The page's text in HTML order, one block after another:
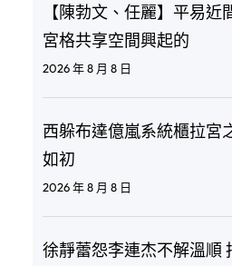
【陳勃文、任麗】平易
宮格共享空間興起的
2026 年 8 月 8 日
西躲布達億嵐系統櫃拉宮
如初
2026 年 8 月 8 日
徐靜蕾怨李連杰不解溫順